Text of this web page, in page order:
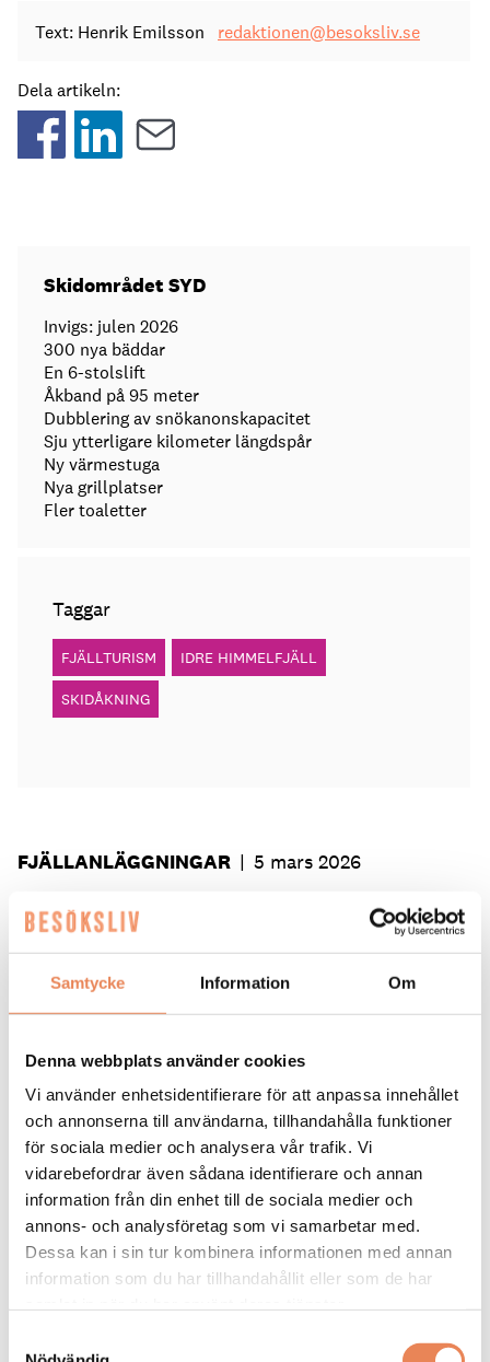
Samtycke Information Om
Denna webbplats använder cookies
Vi använder enhetsidentifierare för att anpassa innehållet
och annonserna till användarna, tillhandahålla funktioner
för sociala medier och analysera vår trafik. Vi
vidarebefordrar även sådana identifierare och annan
information från din enhet till de sociala medier och
annons- och analysföretag som vi samarbetar med.
Dessa kan i sin tur kombinera informationen med annan
information som du har tillhandahållit eller som de har
Text: Henrik Emilsson redaktionen@besoksliv.se
Dela artikeln:
Skidområdet SYD
Invigs: julen 2026
300 nya bäddar
En 6-stolslift
Åkband på 95 meter
Dubblering av snökanonskapacitet
Sju ytterligare kilometer längdspår
Ny värmestuga
Nya grillplatser
Fler toaletter
Taggar
FJÄLLTURISM IDRE HIMMELFJÄLL
SKIDÅKNING
FJÄLLANLÄGGNINGAR | 5 mars 2026
Från uppskjuten premiär
till fyllda backar för
Hovfjället
FOTO: Ludwig Sörberg Awaremedia
NYHETER. Inledningen på säsongen
2025/2026 blev minst sagt tuff. Men